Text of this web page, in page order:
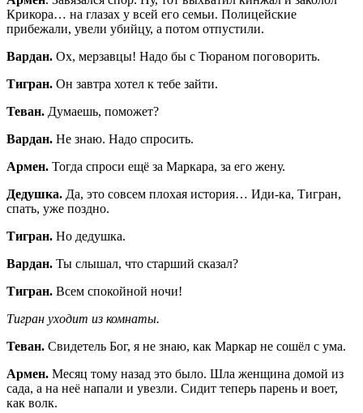
Крикора… на глазах у всей его семьи. Полицейские
прибежали, увели убийцу, а потом отпустили.
Вардан. Ох, мерзавцы! Надо бы с Тюраном поговорить.
Тигран. Он завтра хотел к тебе зайти.
Теван. Думаешь, поможет?
Вардан. Не знаю. Надо спросить.
Армен. Тогда спроси ещё за Маркара, за его жену.
Дедушка. Да, это совсем плохая история… Иди-ка, Тигран,
спать, уже поздно.
Тигран. Но дедушка.
Вардан. Ты слышал, что старший сказал?
Тигран. Всем спокойной ночи!
Тигран уходит из комнаты.
Теван. Свидетель Бог, я не знаю, как Маркар не сошёл с ума.
Армен. Месяц тому назад это было. Шла женщина домой из
сада, а на неё напали и увезли. Сидит теперь парень и воет,
как волк.